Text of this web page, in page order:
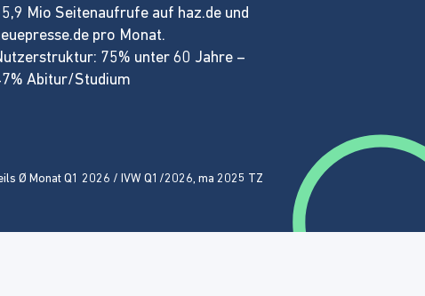
Mio Seitenaufrufe auf haz.de und
pro Monat.
75% unter 60 Jahre –
Abitur/Studium
Ø Monat Q1 2026 / IVW Q1/2026, ma 2025 TZ